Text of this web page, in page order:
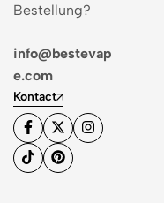
Bestellung?
info@bestevap
e.com
Kontact